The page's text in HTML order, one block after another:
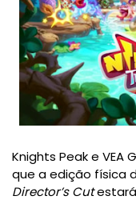
Knights Peak e VEA
que a edição física
Director’s Cutestará